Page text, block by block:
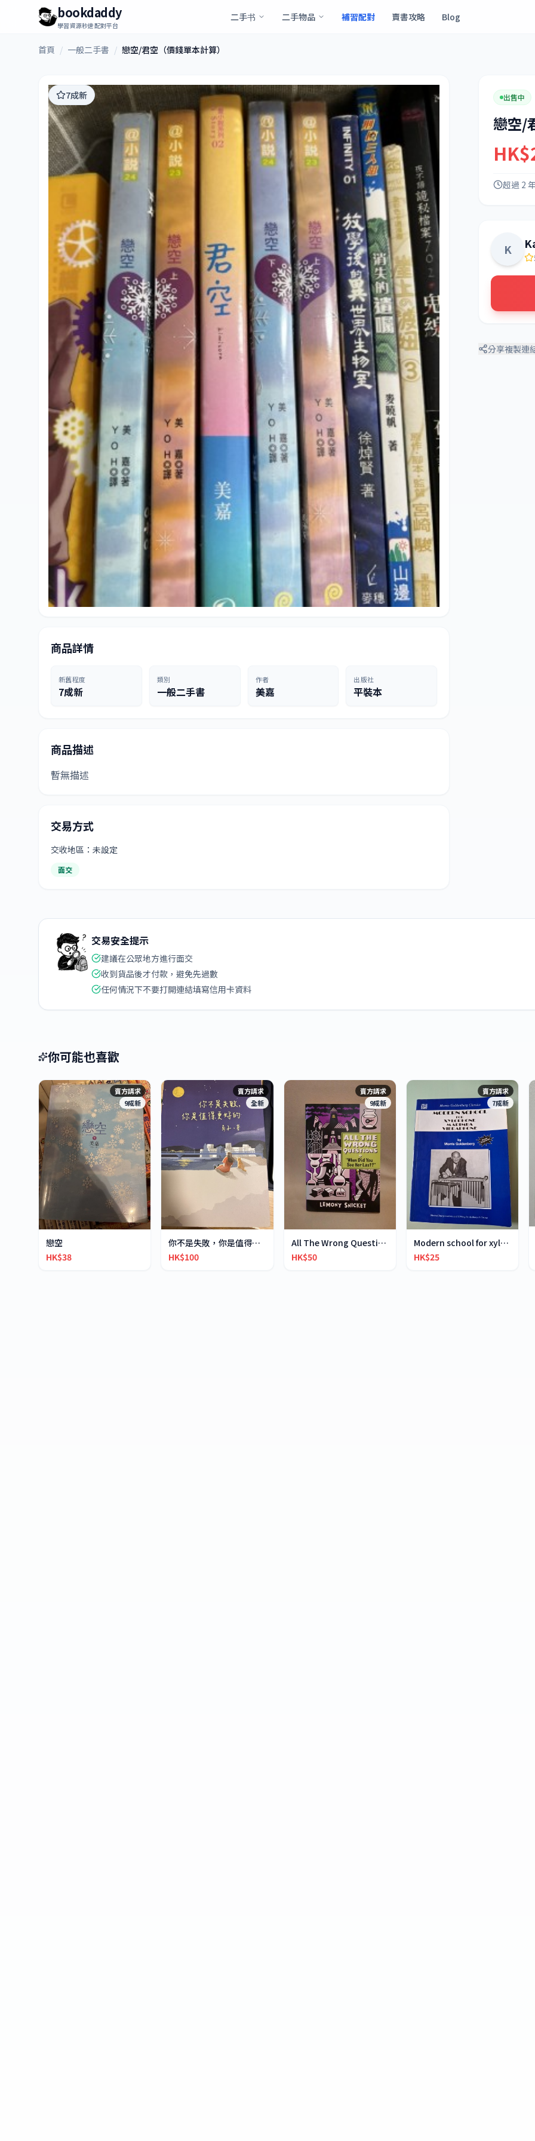
bookdaddy
學習資源秒速配對平台
二手书 二手物品 補習配對 賣書攻略 Blog
首頁 / 一般二手書 / 戀空/君空（價錢單本計算）
7成新
商品詳情
新舊程度
7成新
類別
一般二手書
作者
美嘉
出版社
平裝本
商品描述
暫無描述
交易方式
交收地區：未設定
面交
出售中
戀空/
超過 2
K
分享複製連
交易安全提示
建議在公眾地方進行面交
收到貨品後才付款，避免先過數
任何情況下不要打開連結填寫信用卡資料
你可能也喜歡
賣方請求
9成新
戀空
HK$38
賣方請求
全新
你不是失敗，你是值得更好的
HK$100
賣方請求
9成新
All The Wrong Questions 2: "When Did You See Her L
HK$50
賣方請求
7成新
Modern school for xylophone marimba vibraphone
HK$25